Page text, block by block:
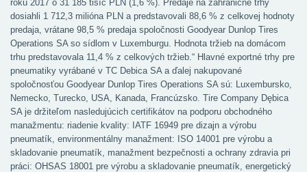
roku 2017 o 31 185 tisíc PLN (1,6 %). Predaje na zahraničné trhy
dosiahli 1 712,3 milióna PLN a predstavovali 88,6 % z celkovej hodnoty
predaja, vrátane 98,5 % predaja spoločnosti Goodyear Dunlop Tires
Operations SA so sídlom v Luxemburgu. Hodnota tržieb na domácom
trhu predstavovala 11,4 % z celkových tržieb.“ Hlavné exportné trhy pre
pneumatiky vyrábané v TC Debica SA a ďalej nakupované
spoločnosťou Goodyear Dunlop Tires Operations SA sú: Luxembursko,
Nemecko, Turecko, USA, Kanada, Francúzsko. Tire Company Dębica
SA je držiteľom nasledujúcich certifikátov na podporu obchodného
manažmentu: riadenie kvality: IATF 16949 pre dizajn a výrobu
pneumatík, environmentálny manažment: ISO 14001 pre výrobu a
skladovanie pneumatík, manažment bezpečnosti a ochrany zdravia pri
práci: OHSAS 18001 pre výrobu a skladovanie pneumatík, energetický